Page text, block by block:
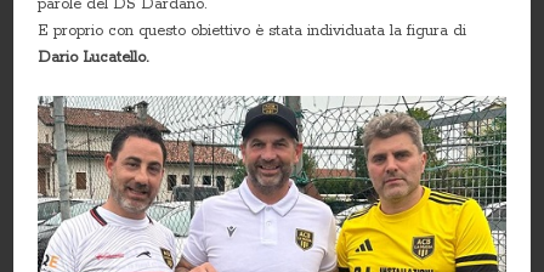
parole del DS Dardano.
E proprio con questo obiettivo è stata individuata la figura di
Dario Lucatello.